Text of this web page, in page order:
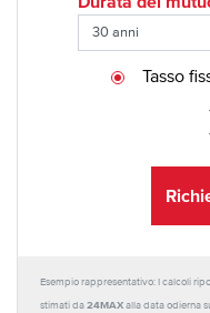
Tasso
Esempio rappresentativo: I calcoli
stimati da 24MAX alla data odierna